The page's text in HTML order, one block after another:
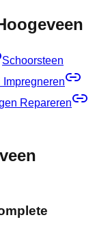
Schoorsteen
Impregneren
Repareren